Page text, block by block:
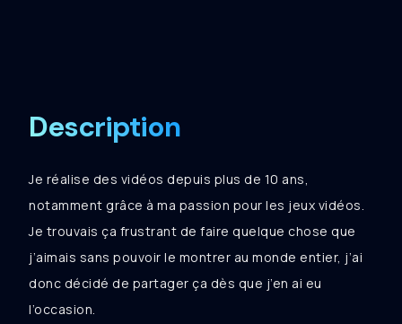
Description
Je réalise des vidéos depuis plus de 10 ans,
notamment grâce à ma passion pour les jeux vidéos.
Je trouvais ça frustrant de faire quelque chose que
j’aimais sans pouvoir le montrer au monde entier, j’ai
donc décidé de partager ça dès que j’en ai eu
l’occasion.